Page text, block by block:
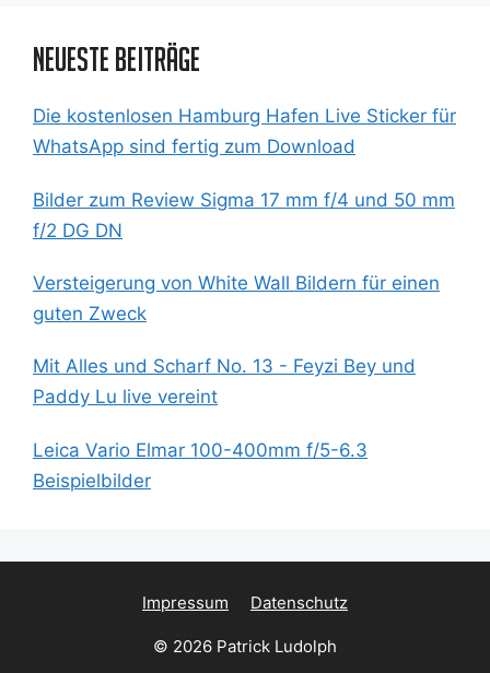
Neueste Beiträge
Die kostenlosen Hamburg Hafen Live Sticker für
WhatsApp sind fertig zum Download
Bilder zum Review Sigma 17 mm f/4 und 50 mm
f/2 DG DN
Versteigerung von White Wall Bildern für einen
guten Zweck
Mit Alles und Scharf No. 13 - Feyzi Bey und
Paddy Lu live vereint
Leica Vario Elmar 100-400mm f/5-6.3
Beispielbilder
Impressum Datenschutz
© 2026 Patrick Ludolph